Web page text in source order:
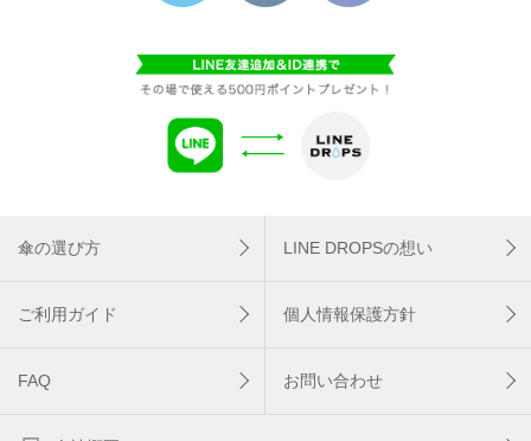
傘の選び方 LINE DROPSの想い
ご利用ガイド 個人情報保護方針
FAQ お問い合わせ